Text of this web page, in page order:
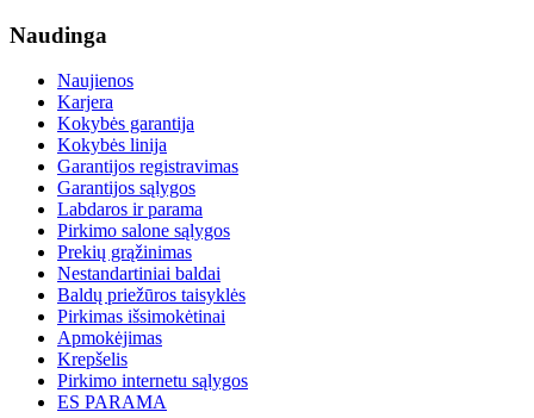
Naudinga
Naujienos
Karjera
Kokybės garantija
Kokybės linija
Garantijos registravimas
Garantijos sąlygos
Labdaros ir parama
Pirkimo salone sąlygos
Prekių grąžinimas
Nestandartiniai baldai
Baldų priežūros taisyklės
Pirkimas išsimokėtinai
Apmokėjimas
Krepšelis
Pirkimo internetu sąlygos
ES PARAMA